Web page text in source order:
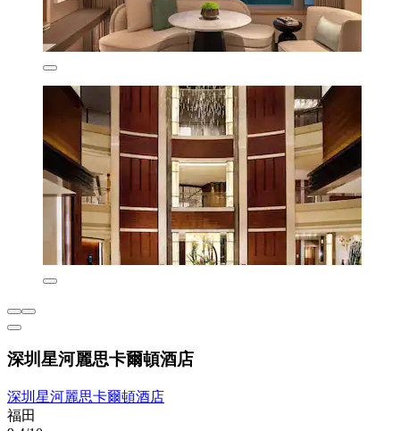
深圳星河麗思卡爾頓酒店
深圳星河麗思卡爾頓酒店
福田